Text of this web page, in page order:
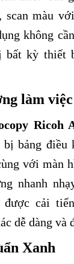
scan màu
không
bất kỳ thiết
làm việc
Ricoh
bị bảng điều
với màn
nhanh
được cải
dễ dàng và
Xanh